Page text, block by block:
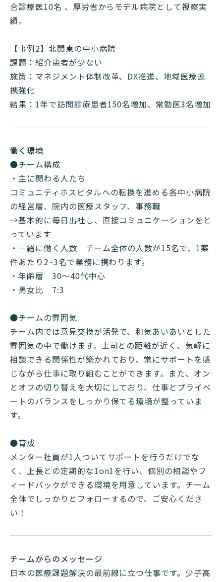
合診療医10名 、厚労省からモデル病院として視察実
績。
【事例2】北関東の中小病院
課題：紹介患者が少ない
施策：マネジメント体制改革、DX推進、地域医療連
携強化
結果：1年で訪問診療患者150名増加、常勤医3名増加
働く環境
●チーム構成
・主に関わる人たち
コミュニティホスピタルへの転換を進める各中小病院
の経営層、院内の医療スタッフ、事務職
→基本的に毎日出社し、直接コミュニケーションをと
っています
・ 一緒に働く人数 チーム全体の人数が15名で、1案
件あたり2~3名で業務に携わります。
・年齢層 30～40代中心
・男女比 7:3
●チームの雰囲気
チーム内では意見交換が活発で、和気あいあいとした
雰囲気の中で働けます。上司との距離が近く、気軽に
相談できる関係性が築かれており、常にサポートを感
じながら仕事に取り組むことができます。また、オン
とオフの切り替えを大切にしており、仕事とプライベ
ートのバランスをしっかり保てる環境が整っていま
す。
●育成
メンター社員が1人ついてサポートを行うだけでな
く、上長との定期的な1on1を行い、個別の相談やフ
ィードバックができる環境を用意しています。チーム
全体でしっかりとフォローするので、ご安心くださ
い！
チームからのメッセージ
日本の医療課題解決の最前線に立つ仕事です。少子高